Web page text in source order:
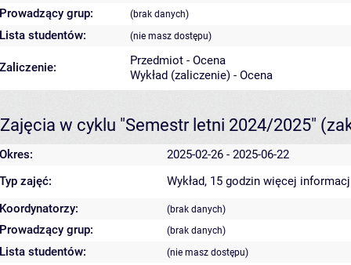
Prowadzący grup: (brak danych)
Lista studentów: (nie masz dostępu)
Zaliczenie:
Przedmiot - Ocena
Wykład (zaliczenie) - Ocena
Zajęcia w cyklu "Semestr letni 2024/2025"
Okres:
2025-02-26 - 2025-06-22
Typ zajęć:
Wykład, 15 godzin więcej
Koordynatorzy:
(brak danych)
Prowadzący grup: (brak danych)
Lista studentów: (nie masz dostępu)